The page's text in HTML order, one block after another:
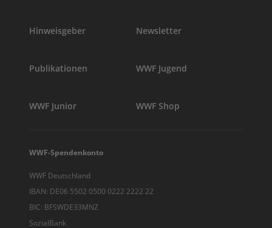
Hinweisgeber Newsletter
Publikationen WWF Jugend
WWF Junior WWF Shop
WWF-Spendenkonto
WWF Deutschland
IBAN: DE06 5502 0500 0222 2222 22
BIC: BFSWDE33MNZ
SozialBank